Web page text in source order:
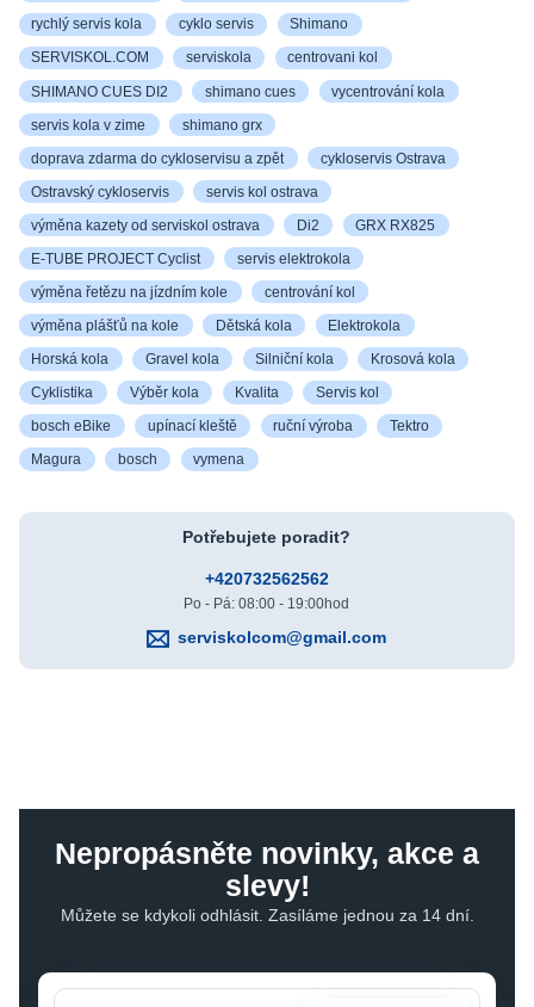
rychlý servis kola cyklo servis Shimano
SERVISKOL.COM serviskola centrovani kol
SHIMANO CUES DI2 shimano cues vycentrování kola
servis kola v zime shimano grx
doprava zdarma do cykloservisu a zpět cykloservis Ostrava
Ostravský cykloservis servis kol ostrava
výměna kazety od serviskol ostrava Di2 GRX RX825
E-TUBE PROJECT Cyclist servis elektrokola
výměna řetězu na jízdním kole centrování kol
výměna plášťů na kole Dětská kola Elektrokola
Horská kola Gravel kola Silniční kola Krosová kola
Cyklistika Výběr kola Kvalita Servis kol
bosch eBike upínací kleště ruční výroba Tektro
Magura bosch vymena
Potřebujete poradit?
+420732562562
Po - Pá: 08:00 - 19:00hod
serviskolcom@gmail.com
Nepropásněte novinky, akce a
slevy!
Můžete se kdykoli odhlásit. Zasíláme jednou za 14 dní.